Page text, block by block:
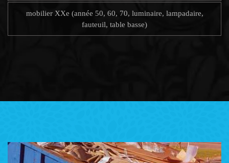
mobilier XXe (année 50, 60, 70, luminaire, lampadaire,
fauteuil, table basse)